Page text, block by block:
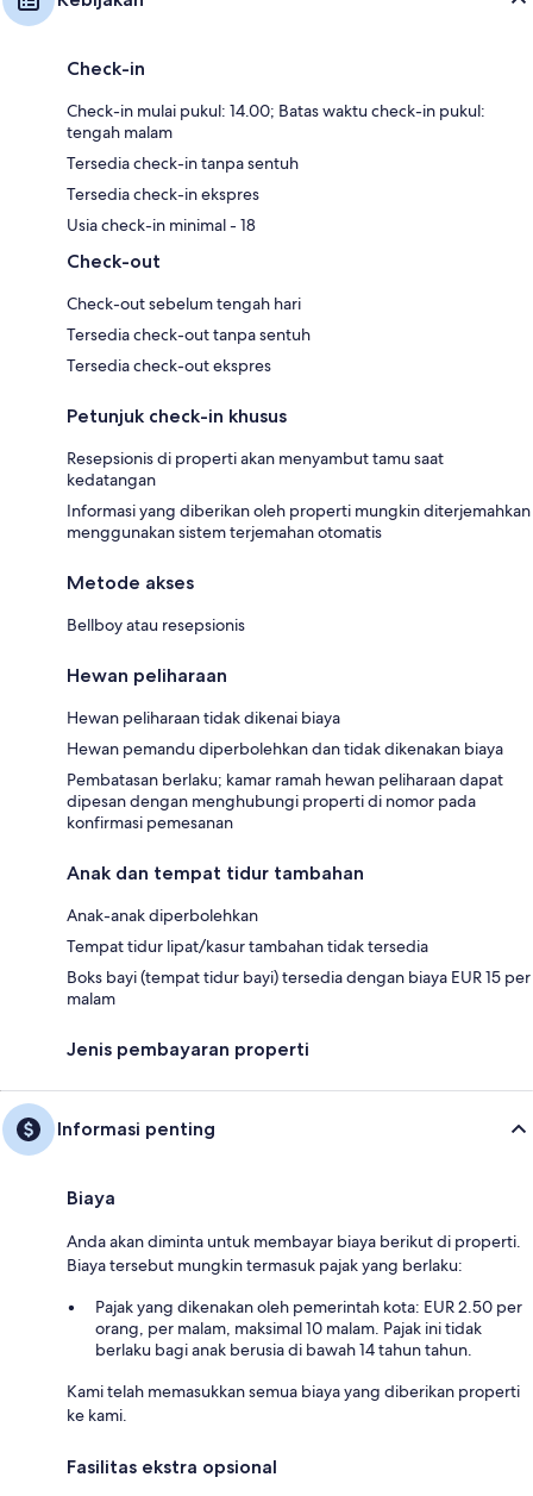
Check-in
Check-in mulai pukul: 14.00; Batas waktu check-in pukul:
tengah malam
Tersedia check-in tanpa sentuh
Tersedia check-in ekspres
Usia check-in minimal - 18
Check-out
Check-out sebelum tengah hari
Tersedia check-out tanpa sentuh
Tersedia check-out ekspres
Petunjuk check-in khusus
Resepsionis di properti akan menyambut tamu saat
kedatangan
Informasi yang diberikan oleh properti mungkin diterjemahkan
menggunakan sistem terjemahan otomatis
Metode akses
Bellboy atau resepsionis
Hewan peliharaan
Hewan peliharaan tidak dikenai biaya
Hewan pemandu diperbolehkan dan tidak dikenakan biaya
Pembatasan berlaku; kamar ramah hewan peliharaan dapat
dipesan dengan menghubungi properti di nomor pada
konfirmasi pemesanan
Anak dan tempat tidur tambahan
Anak-anak diperbolehkan
Tempat tidur lipat/kasur tambahan tidak tersedia
Boks bayi (tempat tidur bayi) tersedia dengan biaya EUR 15 per
malam
Jenis pembayaran properti
Informasi penting
Biaya
Anda akan diminta untuk membayar biaya berikut di properti.
Biaya tersebut mungkin termasuk pajak yang berlaku:
Pajak yang dikenakan oleh pemerintah kota: EUR 2.50 per
orang, per malam, maksimal 10 malam. Pajak ini tidak
berlaku bagi anak berusia di bawah 14 tahun tahun.
Kami telah memasukkan semua biaya yang diberikan properti
ke kami.
Fasilitas ekstra opsional